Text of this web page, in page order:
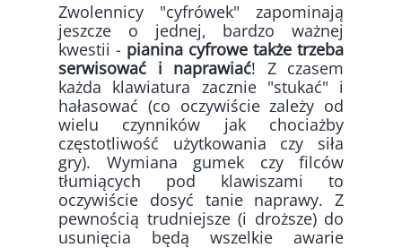
Zwolennicy "cyfrówek" zapominają
jeszcze o jednej, bardzo ważnej
kwestii - pianina cyfrowe także trzeba
serwisować i naprawiać! Z czasem
każda klawiatura zacznie "stukać" i
hałasować (co oczywiście zależy od
wielu czynników jak chociażby
częstotliwość użytkowania czy siła
gry). Wymiana gumek czy filców
tłumiących pod klawiszami to
oczywiście dosyć tanie naprawy. Z
pewnością trudniejsze (i droższe) do
usunięcia będą wszelkie awarie